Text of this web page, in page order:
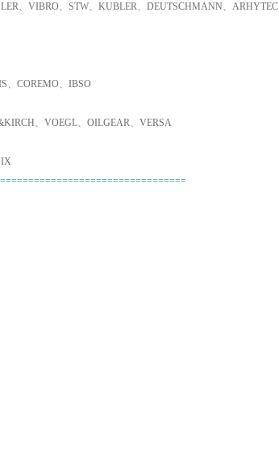
、VIBRO、STW、KUBLER、DEUTSCHMANN、ARHYTEC
、COREMO、IBSO
、VOEGL、OILGEAR、VERSA